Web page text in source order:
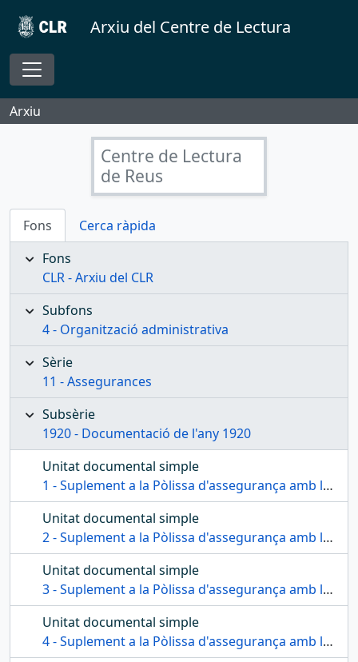
Skip to main content
Arxiu del Centre de Lectura
Toggle navigation
Arxiu
Centre de Lectura
de Reus
Fons
Cerca ràpida
Fons
CLR - Arxiu del CLR
Subfons
4 - Organització administrativa
Sèrie
11 - Assegurances
Subsèrie
1920 - Documentació de l'any 1920
Unitat documental simple
1 - Suplement a la Pòlissa d'assegurança amb la Companyia La Ibérica número 7434
Unitat documental simple
2 - Suplement a la Pòlissa d'assegurança amb la Companyia La Ibérica número 7435
Unitat documental simple
3 - Suplement a la Pòlissa d'assegurança amb la Companyia La Ibérica número 7435
Unitat documental simple
4 - Suplement a la Pòlissa d'assegurança amb la Companyia La Catalana